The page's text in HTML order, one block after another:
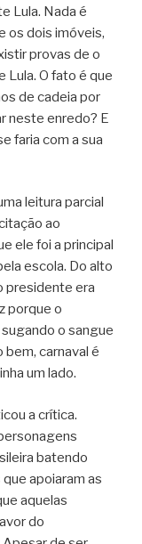
Lula. Nada é
os dois imóveis,
provas de o
Lula. O fato é que
de cadeia por
neste enredo? E
faria com a sua
leitura parcial
ao
ele foi a principal
escola. Do alto
presidente era
porque o
o sangue
carnaval é
um lado.
a crítica.
batendo
apoiaram as
aquelas
do